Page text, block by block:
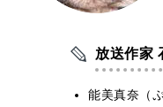
放送作家
能美真奈（